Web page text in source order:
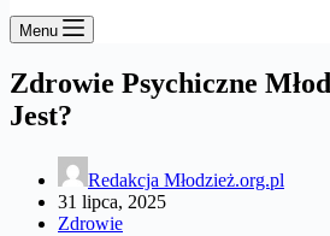
Menu
Zdrowie Psychiczne
Jest?
Redakcja Młodzież.org.pl
31 lipca, 2025
Zdrowie